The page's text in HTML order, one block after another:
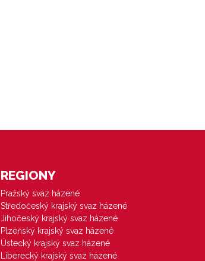
REGIONY
Pražský svaz házené
Středočeský krajský svaz házené
Jihočeský krajský svaz házené
Plzeňský krajský svaz házené
Ústecký krajský svaz házené
Liberecký krajský svaz házené